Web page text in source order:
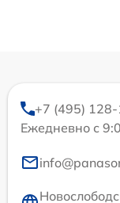
+7 (495)
Ежедневно с